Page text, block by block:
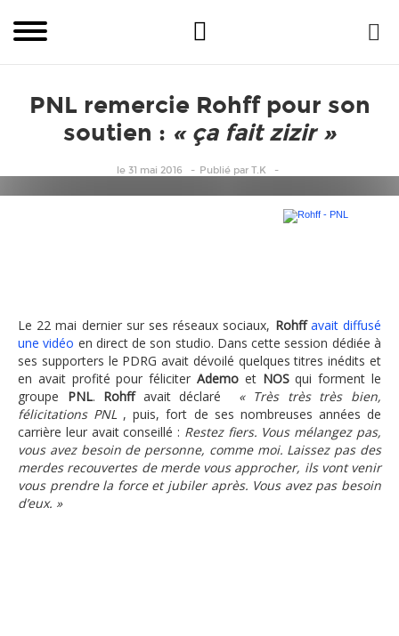
PNL remercie Rohff pour son
soutien : « ça fait zizir »
le 31 mai 2016 Publiépar T.K
Le 22 mai dernier sur ses réseaux sociaux, Rohff avait diffusé
une vidéo en direct de son studio. Dans cette session dédiée à
ses supporters le PDRG avait dévoilé quelques titres inédits et
en avait profité pour féliciter Ademo etNOSqui forment le
groupe PNL. Rohffavait déclaré
« Très très très bien,
félicitations PNL , puis, fort de ses nombreuses années de
carrière leur avait conseillé : Restez fiers. Vous mélangez pas,
vous avez besoin de personne, comme moi. Laissez pas des
merdes recouvertes de merde vous approcher, ils vont venir
vous prendre la force et jubiler après. Vous avez pas besoin
d’eux. »